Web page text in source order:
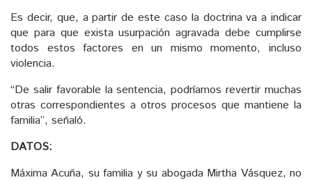
Es decir, que, a partir de este caso la doctrina va a indicar
que para que exista usurpación agravada debe cumplirse
todos estos factores en un mismo momento, incluso
violencia.
“De salir favorable la sentencia, podríamos revertir muchas
otras correspondientes a otros procesos que mantiene la
familia”, señaló.
DATOS:
Máxima Acuña, su familia y su abogada Mirtha Vásquez, no